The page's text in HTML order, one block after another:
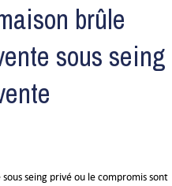
brûle
sous seing
seing privé ou le compromis sont